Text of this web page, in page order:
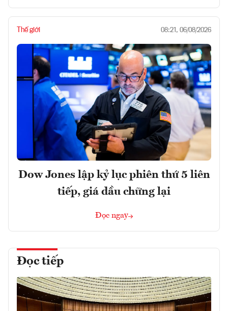
Thế giới 08:21, 06/08/2026
Dow Jones lập kỷ lục phiên thứ 5 liên
tiếp, giá dầu chững lại
Đọc ngay
Đọc tiếp